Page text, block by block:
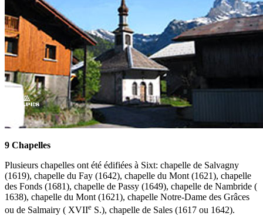
9 Chapelles
Plusieurs chapelles ont été édifiées à Sixt: chapelle de Salvagny
(1619), chapelle du Fay (1642), chapelle du Mont (1621), chapelle
des Fonds (1681), chapelle de Passy (1649), chapelle de Nambride (
1638), chapelle du Mont (1621), chapelle Notre-Dame des Grâces
ou de Salmairy ( XVIIe S.), chapelle de Sales (1617 ou 1642).